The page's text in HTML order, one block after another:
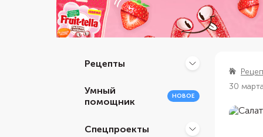
Рецепты
Умный
помощник
НОВОЕ
Спецпроекты
30